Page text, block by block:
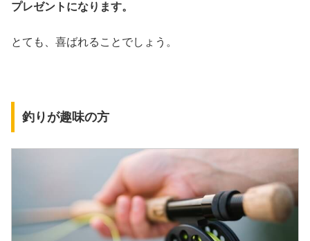
プレゼントになります。
とても、喜ばれることでしょう。
釣りが趣味の方